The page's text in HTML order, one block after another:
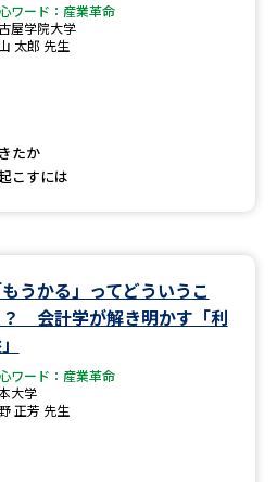
請求
ワード：産業革命
屋学院大学
太郎 先生
たか
こすには
もうかる」ってどういうこ
？ 会計学が解き明かす「利
ワード：産業革命
大学
正芳 先生